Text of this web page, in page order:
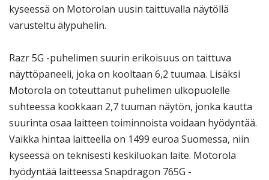
kyseessä on Motorolan uusin taittuvalla näytöllä
varusteltu älypuhelin.
Razr 5G -puhelimen suurin erikoisuus on taittuva
näyttöpaneeli, joka on kooltaan 6,2 tuumaa. Lisäksi
Motorola on toteuttanut puhelimen ulkopuolelle
suhteessa kookkaan 2,7 tuuman näytön, jonka kautta
suurinta osaa laitteen toiminnoista voidaan hyödyntää.
Vaikka hintaa laitteella on 1499 euroa Suomessa, niin
kyseessä on teknisesti keskiluokan laite. Motorola
hyödyntää laitteessa Snapdragon 765G -